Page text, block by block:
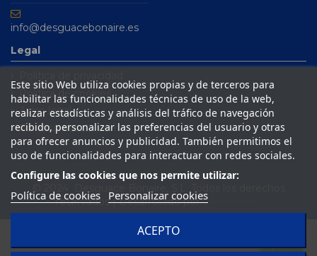
info@desguacebonaire.es
Legal
Política de cookies
Aviso legal
Condiciones de venta
Este sitio Web utiliza cookies propias y de terceros para
habilitar las funcionalidades técnicas de uso de la web,
realizar estadísticas y análisis del tráfico de navegación
recibido, personalizar las preferencias del usuario y otras
para ofrecer anuncios y publicidad. También permitimos el
uso de funcionalidades para interactuar con redes sociales.
Configure las cookies que nos permite utilizar:
Política de cookies Personalizar cookies
ACEPTO
reservados | Desarrollado porSeintosoft